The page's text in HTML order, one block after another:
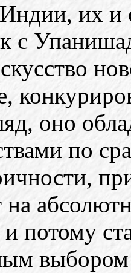
их и
с
оно
по
на
и потому